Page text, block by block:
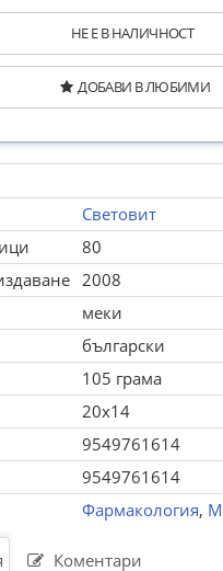
НЕ Е В НАЛИЧНОСТ
ДОБАВИ В ЛЮБИМИ
Световит
80
2008
меки
български
105 грама
20x14
9549761614
9549761614
Фармакология,
Коментари